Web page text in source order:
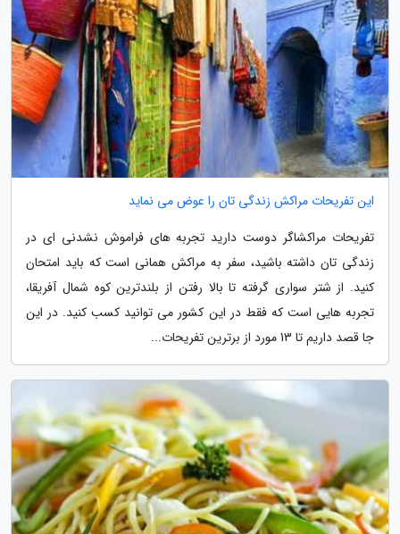
این تفریحات مراکش زندگی تان را عوض می نماید
تفریحات مراکشاگر دوست دارید تجربه های فراموش نشدنی ای در
زندگی تان داشته باشید، سفر به مراکش همانی است که باید امتحان
کنید. از شتر سواری گرفته تا بالا رفتن از بلندترین کوه شمال آفریقا،
تجربه هایی است که فقط در این کشور می توانید کسب کنید. در این
جا قصد داریم تا 13 مورد از برترین تفریحات...